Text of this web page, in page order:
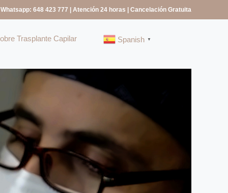
648 423 777 | Atención 24 horas | Cancelación Gratuita
Trasplante Capilar Spanish ▼